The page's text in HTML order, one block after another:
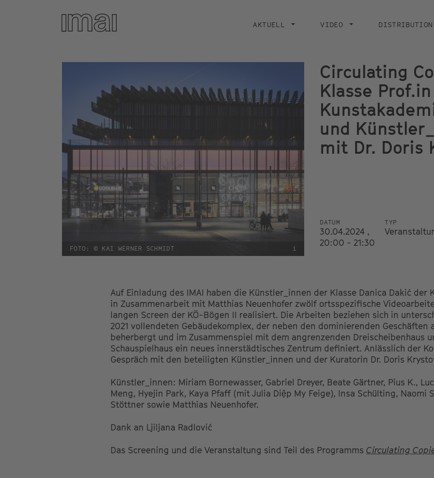
navigation
AKTUELL VIDEO DISTRIBUTION
FOTO: © KAI WERNER SCHMIDT i
Circulating
Klasse
und
mit Dr. Doris
DATUM
30.04.2024 ,
20:00 - 21:30
TYP
Auf Einladung des IMAI haben die Künstler_innen der Klasse Danica Dakić der
in Zusammenarbeit mit Matthias Neuenhofer zwölf ortsspezifische
langen Screen der KÖ-Bögen II realisiert. Die Arbeiten beziehen sich in
2021 vollendeten Gebäudekomplex, der neben den dominierenden Geschäften
beherbergt und im Zusammenspiel mit dem angrenzenden Dreischeibenhaus
Schauspielhaus ein neues innerstädtisches Zentrum definiert. Anlässlich der
Gespräch mit den beteiligten Künstler_innen und der Kuratorin Dr. Doris
Künstler_innen: Miriam Bornewasser, Gabriel Dreyer, Beate Gärtner, Pius K.,
Meng, Hyejin Park, Kaya Pfaff (mit Julia Diệp My Feige), Insa Schülting, Naomi
Stöttner sowie Matthias Neuenhofer.
Dank an Ljiljana Radlović
Das Screening und die Veranstaltung sind Teil des Programms Circulating